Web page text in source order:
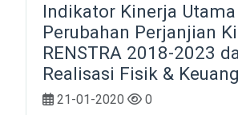
Indikator Kinerja Utama
Perubahan Perjanjian
RENSTRA 2018-2023
Realisasi Fisik &
21-01-2020
0